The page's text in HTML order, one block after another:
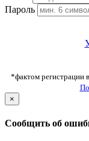
Пароль
*фактом регистрации
×
Сообщить об